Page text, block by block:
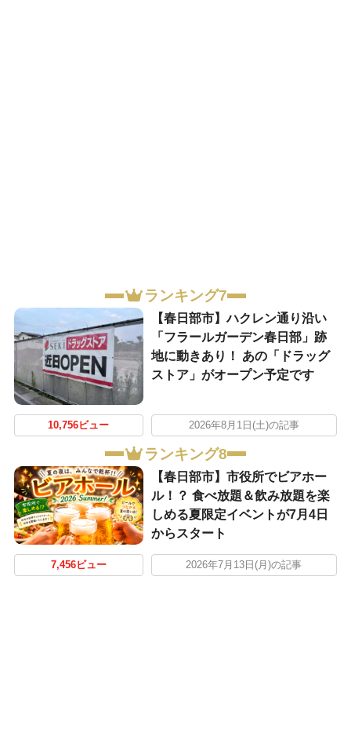
ランキング7
【春日部市】ハクレン通り沿い
「フラールガーデン春日部」跡
地に動きあり！ あの「ドラッグ
ストア」がオープン予定です
10,756ビュー 2026年8月1日(土)の記事
ランキング8
【春日部市】市役所でビアホー
ル！？ 食べ放題＆飲み放題を楽
しめる夏限定イベントが7月4日
からスタート
7,456ビュー 2026年7月13日(月)の記事